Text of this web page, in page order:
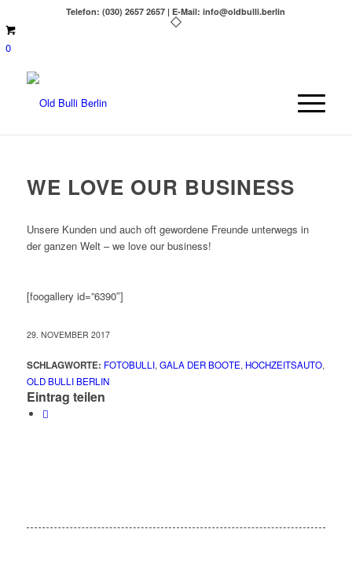
Telefon: (030) 2657 2657 | E-Mail: info@oldbulli.berlin
0
WE LOVE OUR BUSINESS
Unsere Kunden und auch oft gewordene Freunde unterwegs in
der ganzen Welt – we love our business!
[foogallery id=”6390″]
29. NOVEMBER 2017
SCHLAGWORTE: FOTOBULLI, GALA DER BOOTE, HOCHZEITSAUTO,
OLD BULLI BERLIN
Eintrag teilen